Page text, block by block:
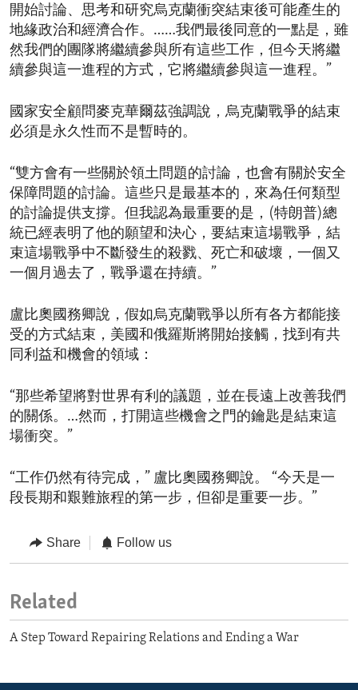
開始討論、思考和研究烏克蘭衝突結束後可能產生的
地緣政治和經濟合作。……我們最後同意的一點是，雖
然我們的團隊將繼續參與所有這些工作，但今天將繼
續參與這一進程的方式，它將繼續參與這一進程。”
國家安全顧問麥克華爾茲強調說，烏克蘭戰爭的結束
必須是永久性而不是暫時的。
“雙方會有一些關於領土問題的討論，也會有關於安全
保障問題的討論。這些只是最基本的，來為任何類型
的討論提供支撐。但我認為最重要的是，(特朗普)總
統已經表明了他的願望和決心，要結束這場戰爭，結
束這場戰爭中不斷發生的殺戮、死亡和破壞，一個又
一個月過去了，戰爭還在持續。”
盧比奧國務卿說，假如烏克蘭戰爭以所有各方都能接
受的方式結束，美國和俄羅斯將開始接觸，找到有共
同利益和機會的領域：
“那些希望將對世界有利的議題，並在長遠上改善我們
的關係。…然而，打開這些機會之門的鑰匙是結束這
場衝突。”
“工作仍然有待完成，” 盧比奧國務卿說。 “今天是一
段長期和艱難旅程的第一步，但卻是重要一步。”
Share Follow us
Related
A Step Toward Repairing Relations and Ending a War